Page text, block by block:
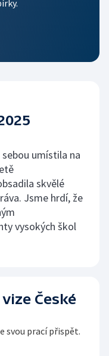
umístila na
skvělé
Jsme hrdí, že
vysokých škol
České
svou prací přispět.